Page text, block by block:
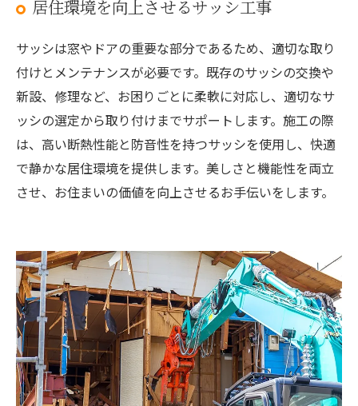
居住環境を向上させるサッシ工事
サッシは窓やドアの重要な部分であるため、適切な取り
付けとメンテナンスが必要です。既存のサッシの交換や
新設、修理など、お困りごとに柔軟に対応し、適切なサ
ッシの選定から取り付けまでサポートします。施工の際
は、高い断熱性能と防音性を持つサッシを使用し、快適
で静かな居住環境を提供します。美しさと機能性を両立
させ、お住まいの価値を向上させるお手伝いをします。